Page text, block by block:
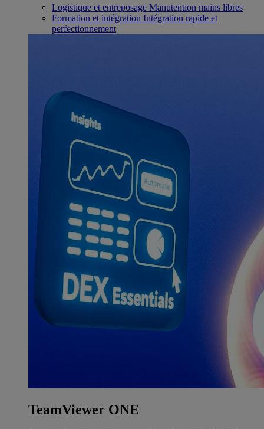
Logistique et entreposage Manutention mains libres
Formation et intégration Intégration rapide et
perfectionnement
TeamViewer ONE